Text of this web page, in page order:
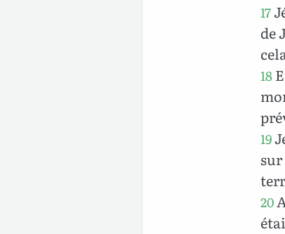
17
de
18
19
20